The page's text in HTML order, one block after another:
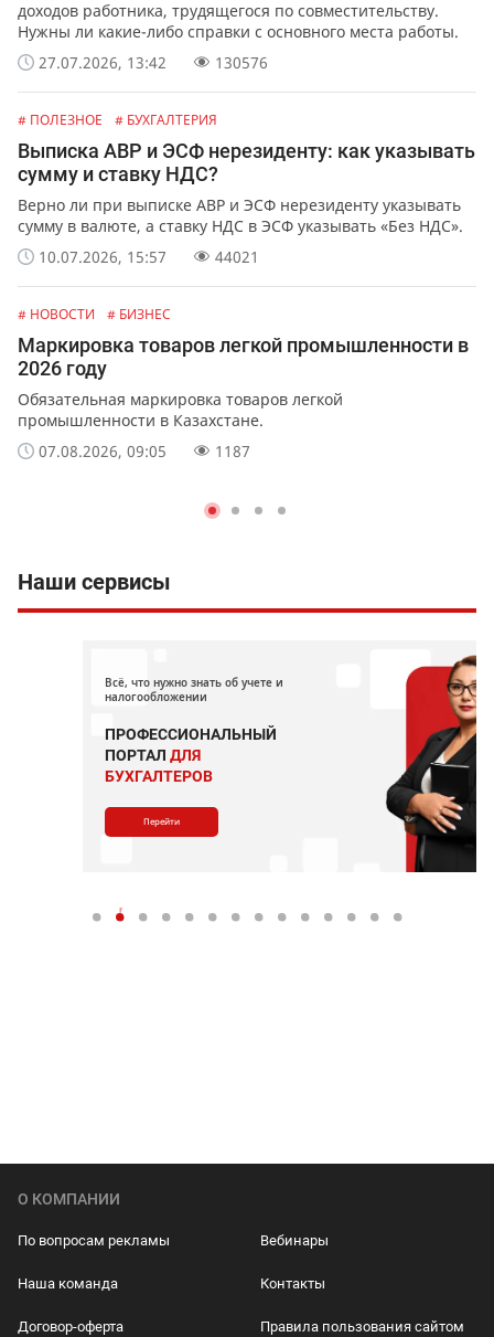
доходов работника, трудящегося по совместительству.
Нужны ли какие-либо справки с основного места работы.
27.07.2026, 13:42
130576
# ПОЛЕЗНОЕ # БУХГАЛТЕРИЯ
Выписка АВР и ЭСФ нерезиденту: как указывать
сумму и ставку НДС?
Верно ли при выписке АВР и ЭСФ нерезиденту указывать
сумму в валюте, а ставку НДС в ЭСФ указывать «Без НДС».
10.07.2026, 15:57
44021
# НОВОСТИ # БИЗНЕС
Маркировка товаров легкой промышленности в
2026 году
Обязательная маркировка товаров легкой
промышленности в Казахстане.
07.08.2026, 09:05
1187
Наши сервисы
Всё, что нужно знать об учете и
налогообложении
ПРОФЕССИОНАЛЬНЫЙ
ДЛЯ
БУХГАЛТЕРОВ
О КОМПАНИИ
По вопросам рекламы Вебинары
Наша команда Контакты
Договор-оферта Правила пользования сайтом